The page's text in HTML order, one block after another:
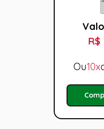
R$
Ou10x